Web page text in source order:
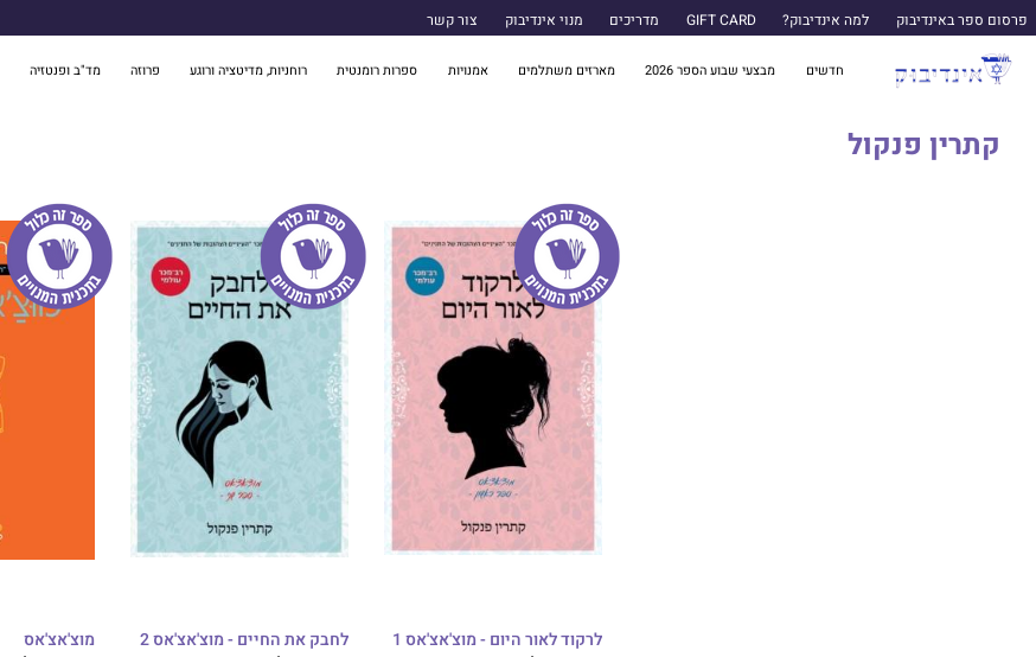
פרסום ספר באינדיבוק למה אינדיבוק? GIFT CARD מדריכים מנוי אינדיבוק צור קשר
חדשים מבצעי שבוע הספר 2026 מארזים משתלמים אמנויות ספרות רומנטית רוחניות, מדיטציה ורוגע פרוזה מד"ב ופנטזיה
קתרין פנקול
לרקוד לאור היום - מוצ'אצ'אס 1 לחבק את החיים - מוצ'אצ'אס 2 מוצ'אצ'אס